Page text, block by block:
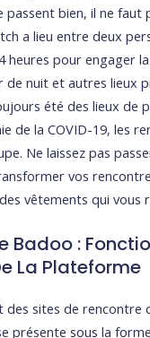
passent bien, il ne faut
a lieu entre deux
heures pour engager la
de nuit et autres lieux
été des lieux de
de la COVID-19, les
Ne laissez pas
vos
vêtements qui vous
Badoo :
La Plateforme
des sites de rencontre
présente sous la